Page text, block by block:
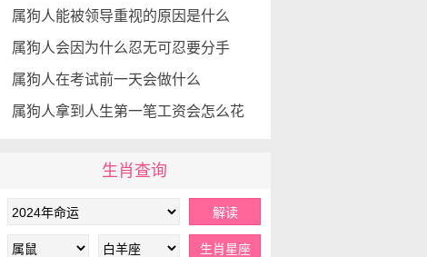
属狗人能被领导重视的原因是什么
属狗人会因为什么忍无可忍要分手
属狗人在考试前一天会做什么
属狗人拿到人生第一笔工资会怎么花
生肖查询